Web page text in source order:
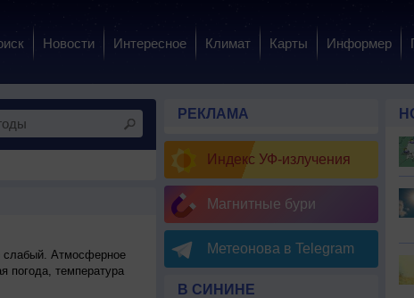
Новости Интересное Климат Карты Информер
слабый. Атмосферное
погода, температура
РЕКЛАМА
Индекс УФ-излучения
Магнитные бури
Метеонова в Telegram
В СИНИНЕ